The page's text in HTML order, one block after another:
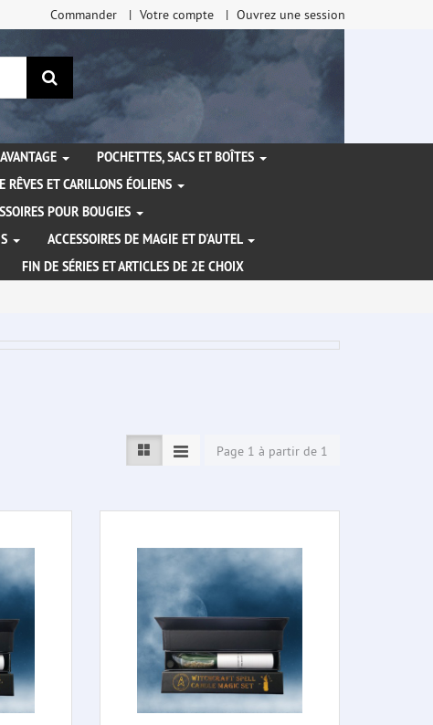
Commander Votre compte Ouvrez une session
Rechercher
POCHETTES, SACS ET BOÎTES
RÊVES ET CARILLONS ÉOLIENS
POUR BOUGIES
ACCESSOIRES DE MAGIE ET D'AUTEL
FIN DE SÉRIES ET ARTICLES DE 2E CHOIX
Page 1 à partir de 1